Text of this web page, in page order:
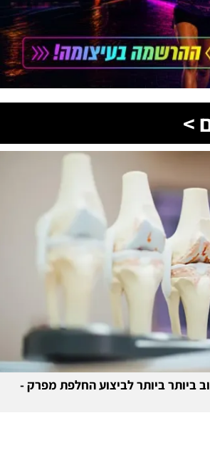
>
ביותר ביותר לביצוע החלפת מפרק -